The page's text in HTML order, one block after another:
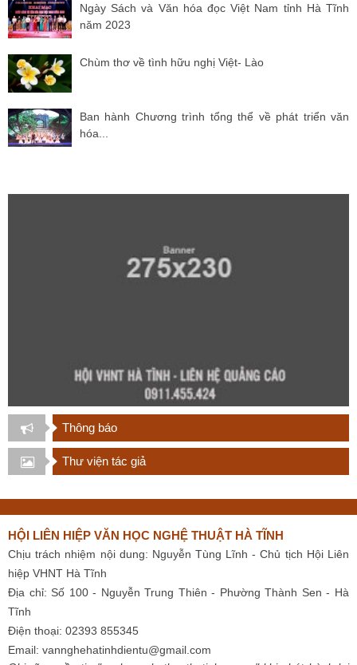
Ngày Sách và Văn hóa đọc Việt Nam tỉnh Hà Tĩnh
năm 2023
Chùm thơ về tình hữu nghị Việt- Lào
Ban hành Chương trình tổng thể về phát triển văn
hóa...
Thông báo
Thư viện tác giả
HỘI LIÊN HIỆP VĂN HỌC NGHỆ THUẬT HÀ TĨNH
Chịu trách nhiệm nội dung: Nguyễn Tùng Lĩnh - Chủ tịch Hội Liên
hiệp VHNT Hà Tĩnh
Địa chỉ: Số 100 - Nguyễn Trung Thiên - Phường Thành Sen - Hà
Tĩnh
Điện thoại: 02393 855345
Email: vannghehatinhdientu@gmail.com